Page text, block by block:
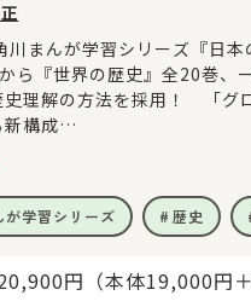
まんが学習シリーズ『日本
ら『世界の歴史』全20巻、
理解の方法を採用！ 「グ
新構成
た「東大流」！ 歴史の「
載
ページの最大ボリューム！い
』です
イヴズマターの話題まで収録
が学習シリーズ 歴史
円（本体19,000円＋